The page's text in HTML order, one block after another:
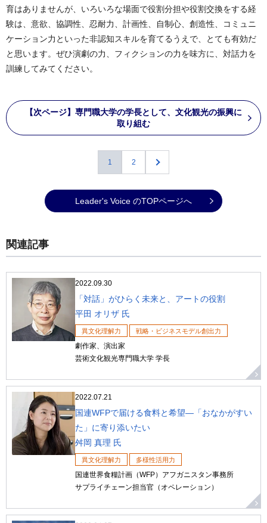
育はありませんが、いろいろな場面で役割分担や役割交換をする経
験は、意欲、協調性、忍耐力、計画性、自制心、創造性、コミュニ
ケーション力といった非認知スキルを育てるうえで、とても有効だ
と思います。ぜひ演劇の力、フィクションの力を味方に、対話力を
訓練してみてください。
【次ページ】専門職大学の学長として、文化観光の振興に
取り組む
1 2
Leader's Voice のTOPページへ
関連記事
2022.09.30
「対話」がひらく未来と、アートの役割
平田 オリザ 氏
異文化理解力 戦略・ビジネスモデル創出力
劇作家、演出家
芸術文化観光専門職大学 学長
2022.07.21
国連WFPで届ける食料と希望―「おなかがすい
た」に寄り添いたい
舛岡 真理 氏
異文化理解力 多様性活用力
国連世界食糧計画（WFP）アフガニスタン事務所
サプライチェーン担当官（オペレーション）